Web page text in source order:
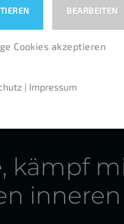
du erst die Cookies
kämpf
BEARBEITEN
Cookies akzeptieren
| Impressum